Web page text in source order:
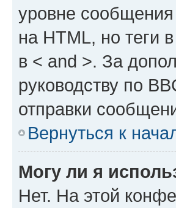
уровне
на HTML, но теги
в < and >. За
руководству по
отправки
Вернуться к
Могу ли я
Нет. На этой